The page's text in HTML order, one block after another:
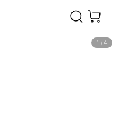
1 /4